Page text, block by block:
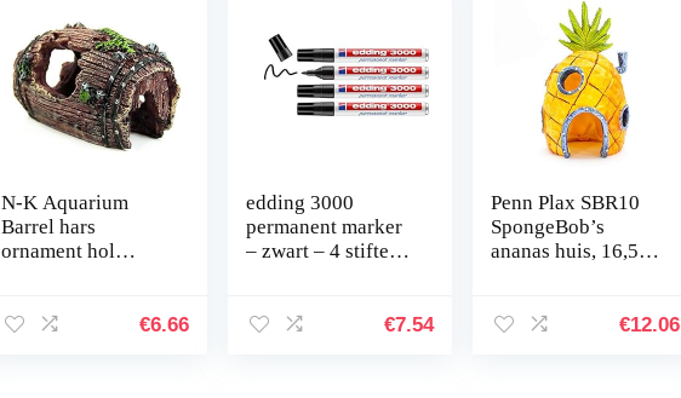
N-K Aquarium
Barrel hars
ornament hol
e bruin stabiele
€6.66
edding 3000
permanent marker
– zwart – 4 stiften –
permanent marker
€7.54
Penn Plax SBR10
SpongeBob’s
ananas huis, 16,5
€12.06